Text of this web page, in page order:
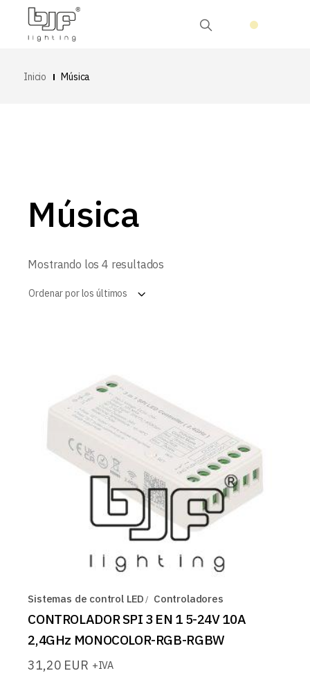
Inicio Música
Música
Mostrando los 4 resultados
Ordenar por los últimos
Sistemas de control LED Controladores
CONTROLADOR SPI 3 EN 1 5-24V 10A
2,4GHz MONOCOLOR-RGB-RGBW
31,20 EUR +IVA